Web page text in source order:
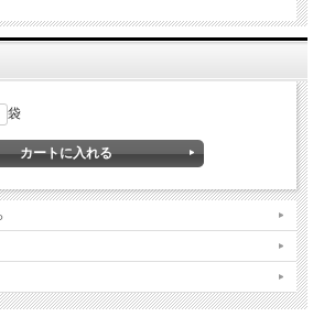
最適
沈香の奥深い香りをご堪能いただける香木です。
禅宗に好まれます。
日
袋